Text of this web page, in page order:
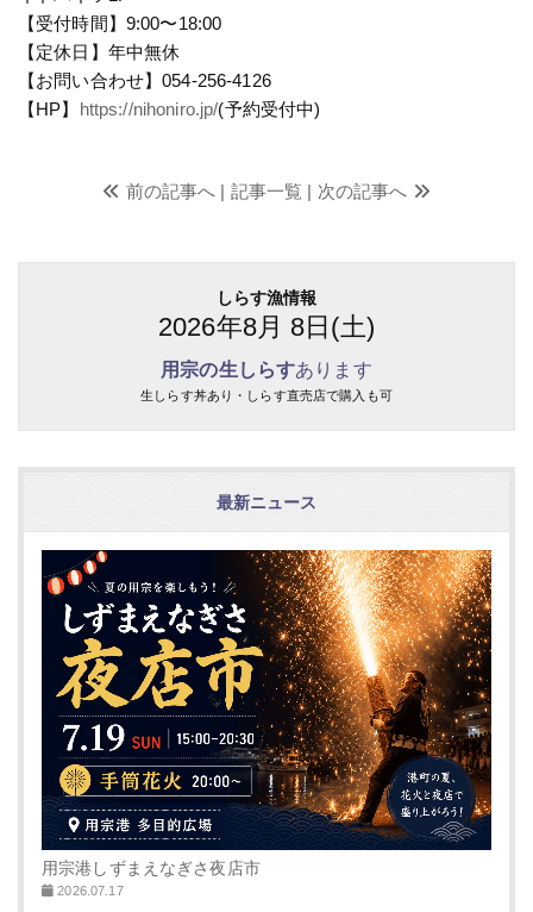
【受付時間】9:00〜18:00
【定休日】年中無休
【お問い合わせ】054-256-4126
【HP】 https://nihoniro.jp/(予約受付中)
前の記事へ | 記事一覧 | 次の記事へ
しらす漁情報
2026年8月 8日(土)
用宗の生しらすあります
生しらす丼あり・しらす直売店で購入も可
最新ニュース
用宗港しずまえなぎさ夜店市
2026.07.17